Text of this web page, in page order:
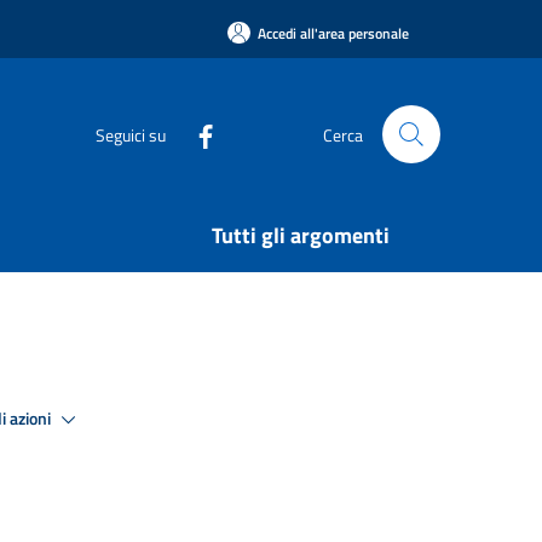
Accedi all'area personale
Seguici su Cerca
Tutti gli argomenti
azioni